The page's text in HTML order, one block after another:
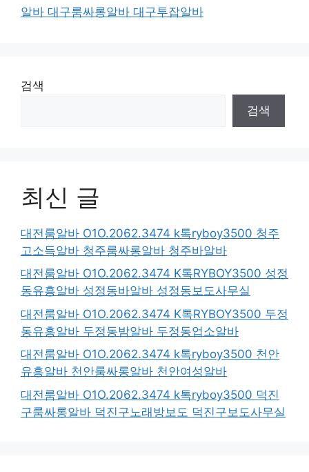
알바 대구룸싸롱알바 대구투잡알바
검색
검색
최신 글
대전룸알바 O1O.2062.3474 k톡ryboy3500 청주
고소득알바 청주룸싸롱알바 청주바알바
대전룸알바 O1O.2062.3474 K톡RYBOY3500 성정
동유흥알바 성정동바알바 성정동보도사무실
대전룸알바 O1O.2062.3474 K톡RYBOY3500 두정
동유흥알바 두정동밤알바 두정동업소알바
대전룸알바 O1O.2062.3474 k톡ryboy3500 천안
유흥알바 천안룸싸롱알바 천안여성알바
대전룸알바 O1O.2062.3474 k톡ryboy3500 덕진
구룸싸롱알바 덕진구노래방보도 덕진구보도사무실